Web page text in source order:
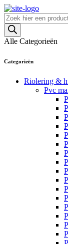
Skip
to
content
Producten
zoeken
Alle Categorieën
Categorieën
Riolering &
Pvc